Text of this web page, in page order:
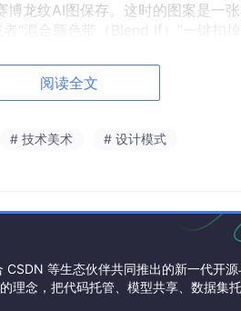
博龙纹AI图保存。这时的图案是一
“混合颜色带（Blend If）”一键扣
）”不要用手工液化去推拉图案
（包含明暗高光和阴影）”的图层
阅读全文
# 技术美术 # 设计模式
等生态伙伴共同推出的新一代开
理念，把代码托管、模型共享、数据集